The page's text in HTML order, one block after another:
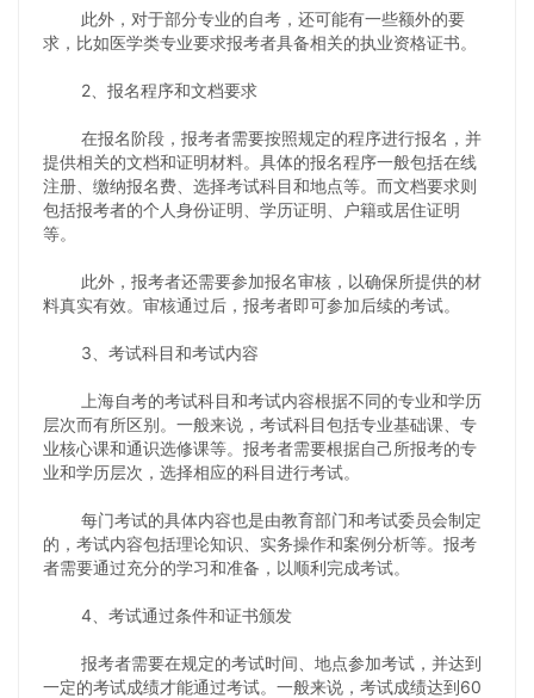
此外，对于部分专业的自考，还可能有一些额外的要
求，比如医学类专业要求报考者具备相关的执业资格证书。
2、报名程序和文档要求
在报名阶段，报考者需要按照规定的程序进行报名，并
提供相关的文档和证明材料。具体的报名程序一般包括在线
注册、缴纳报名费、选择考试科目和地点等。而文档要求则
包括报考者的个人身份证明、学历证明、户籍或居住证明
等。
此外，报考者还需要参加报名审核，以确保所提供的材
料真实有效。审核通过后，报考者即可参加后续的考试。
3、考试科目和考试内容
上海自考的考试科目和考试内容根据不同的专业和学历
层次而有所区别。一般来说，考试科目包括专业基础课、专
业核心课和通识选修课等。报考者需要根据自己所报考的专
业和学历层次，选择相应的科目进行考试。
每门考试的具体内容也是由教育部门和考试委员会制定
的，考试内容包括理论知识、实务操作和案例分析等。报考
者需要通过充分的学习和准备，以顺利完成考试。
4、考试通过条件和证书颁发
报考者需要在规定的考试时间、地点参加考试，并达到
一定的考试成绩才能通过考试。一般来说，考试成绩达到60